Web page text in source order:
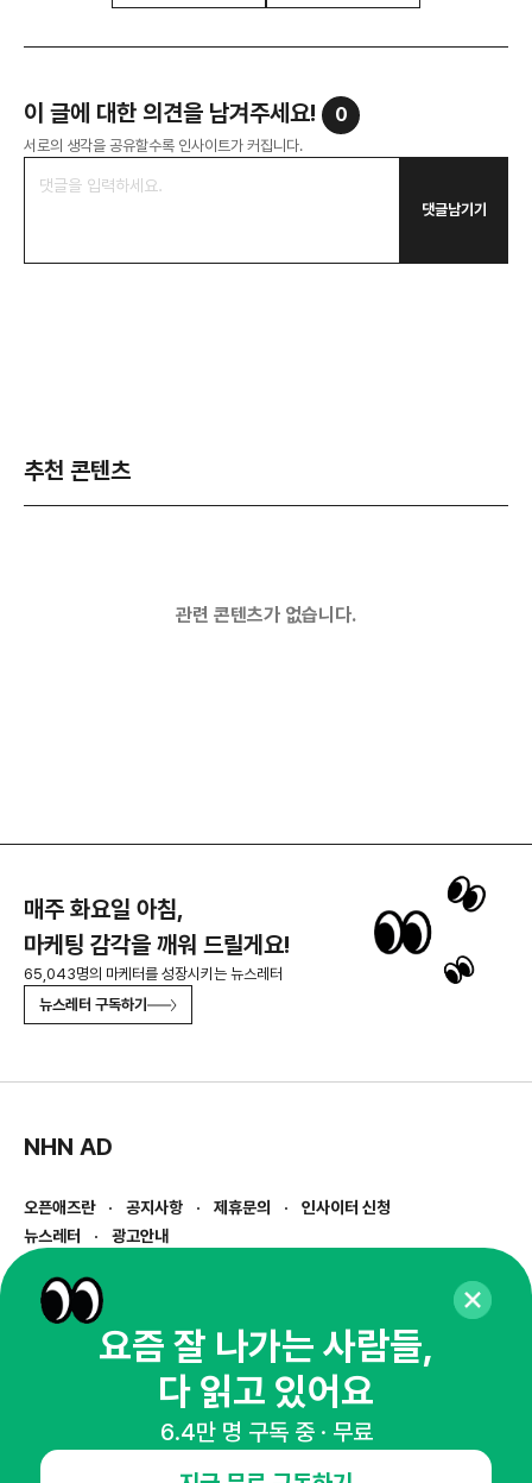
이 글에 대한 의견을 남겨주세요! 0
서로의 생각을 공유할수록 인사이트가 커집니다.
댓글남기기
추천 콘텐츠
관련 콘텐츠가 없습니다.
매주 화요일 아침,
마케팅 감각을 깨워 드릴게요!
65,043명의 마케터를 성장시키는 뉴스레터
뉴스레터 구독하기
NHN AD
오픈애즈란 공지사항 제휴문의
인사이터 신청
뉴스레터
광고안내
경기도 성남시 분당구 대왕판교로645번길 16
사업자등록번호 : 144-81-27690(
통신판매업신고번호 : 2014-경기성남-1023
호스팅서비스사업자 : 오픈애즈
1800-2198
openads@openads.co.kr
요즘 잘 나가는 사람들,
다 읽고 있어요
6.4만 명 구독 중 · 무료